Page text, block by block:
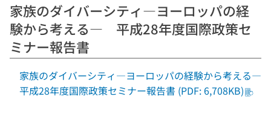
家族のダイバーシティ―ヨーロッパの経
験から考える― 平成28年度国際政策セ
ミナー報告書
家族のダイバーシティ―ヨーロッパの経験から考える―
平成28年度国際政策セミナー報告書 (PDF: 6,708KB)